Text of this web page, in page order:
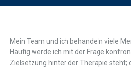
Mein Team und ich behandeln viele
Häufig werde ich mit der Frage
Zielsetzung hinter der Therapie steht;